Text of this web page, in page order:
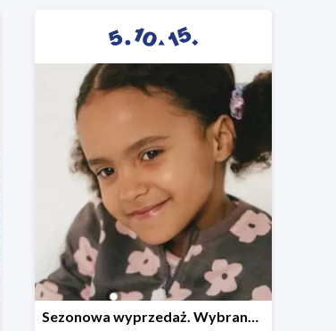
Sezonowa wyprzedaż. Wybrane modele do -40%